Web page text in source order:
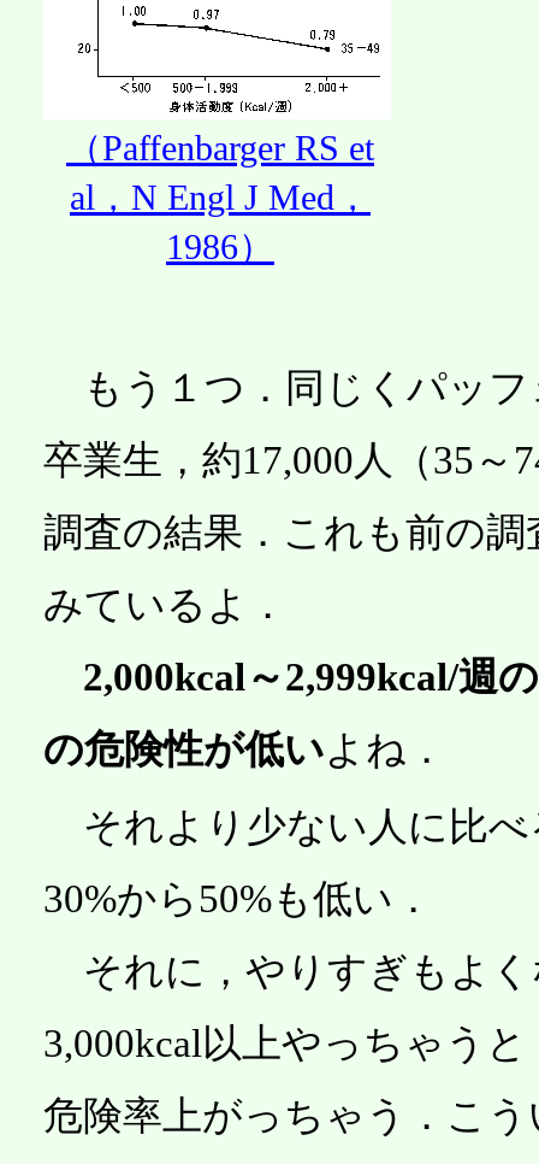
（Paffenbarger RS et
al，N Engl J Med，
1986）
もう１つ．同じくパッフ
卒業生，約17,000人（35
調査の結果．これも前の
みているよ．
2,000kcal～2,999kcal/週
の危険性が低いよね．
それより少ない人に比べ
30%から50%も低い．
それに，やりすぎもよく
3,000kcal以上やっちゃう
危険率上がっちゃう．こう